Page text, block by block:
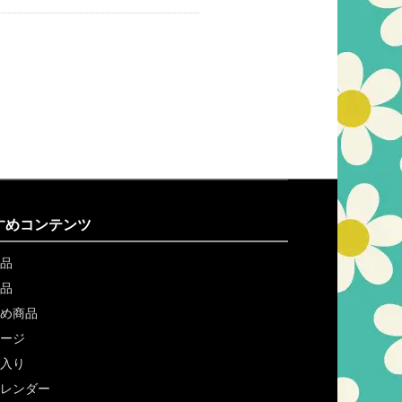
めコンテンツ
商品
ジ
り
ンダー